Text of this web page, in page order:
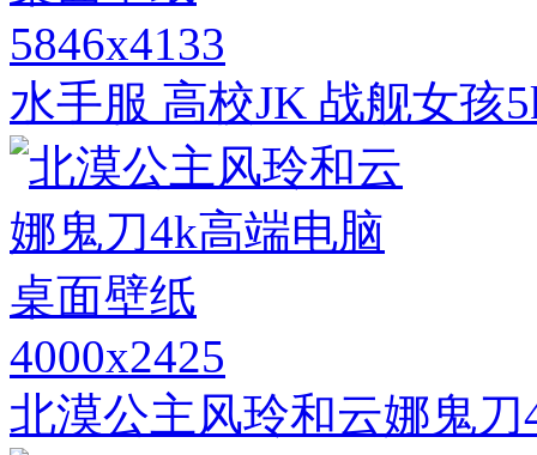
5846x4133
水手服 高校JK 战舰女孩
4000x2425
北漠公主风玲和云娜鬼